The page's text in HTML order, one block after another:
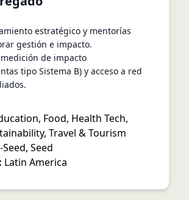
estratégico y mentorías
gestión e impacto.
de impacto
tipo Sistema B) y acceso a red
, Food, Health Tech,
, Travel & Tourism
Seed, Seed
Latin America